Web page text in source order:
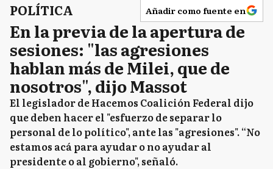
POLÍTICA Añadir como fuente en
En la previa de la apertura de
sesiones: "las agresiones
hablan más de Milei, que de
nosotros", dijo Massot
El legislador de Hacemos Coalición Federal dijo
que deben hacer el "esfuerzo de separar lo
personal de lo político", ante las "agresiones". “No
estamos acá para ayudar o no ayudar al
presidente o al gobierno", señaló.